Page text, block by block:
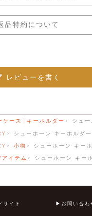
品特約について
レビューを書く
ケース│キーホルダー シュ
シューホーン キーホルダ
小物 シューホーン キー
イテム シューホーン キー
サイト お問い合わ